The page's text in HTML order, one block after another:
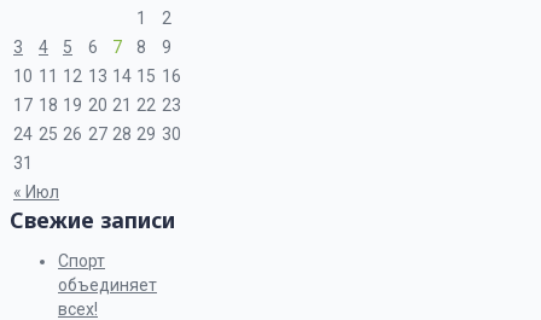
« Июл
1
2
3
4 5 6 7 8
9
10 11 12 13 14 15 16
17 18 19 20 21 22 23
24 25 26 27 28 29 30
31
Свежие записи
Спорт
объединяет
всех!